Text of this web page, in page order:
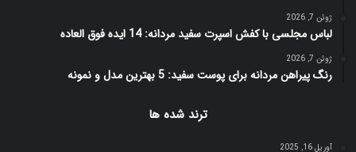
ژوئن 7, 2026
لباس مجلسی با کفش اسپرت سفید مردانه: 14 ایده فوق العاده
ژوئن 7, 2026
رنگ پیراهن مردانه برای پوست سفید: 5 بهترین مدل و نمونه
ترند شده ها
آوریل 16, 2025